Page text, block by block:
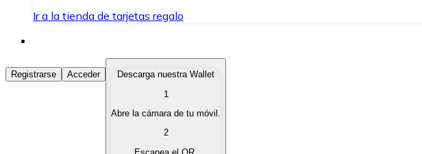
Ir a la tienda de tarjetas regalo
Comprar Criptomonedas
Compra criptomonedas con diferentes métodos de pago.
Vende tus criptomonedas de forma rápida y segura.
Registrarse Acceder
Descarga nuestra Wallet
1
Abre la cámara de tu móvil.
2